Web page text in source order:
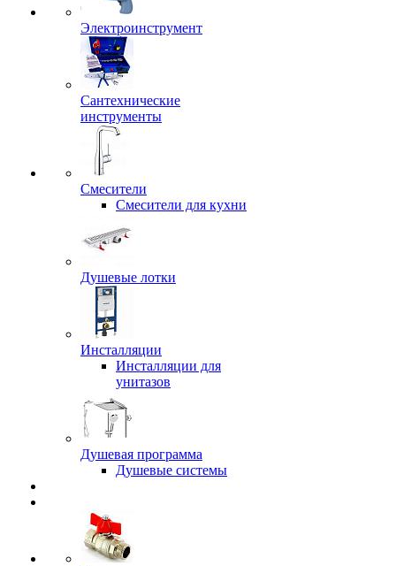
Электроинструмент
Сантехнические
инструменты
Смесители
Смесители для кухни
Душевые лотки
Инсталляции
Инсталляции для
унитазов
Душевая программа
Душевые системы